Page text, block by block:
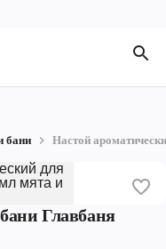
бани Настой
Главбаня